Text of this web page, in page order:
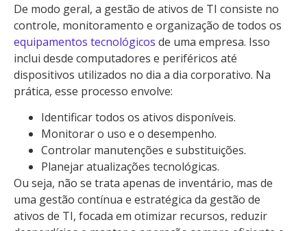
De modo geral, a gestão de ativos de TI consiste no
controle, monitoramento e organização de todos os
equipamentos tecnológicos de uma empresa. Isso
inclui desde computadores e periféricos até
dispositivos utilizados no dia a dia corporativo. Na
prática, esse processo envolve:
Identificar todos os ativos disponíveis.
Monitorar o uso e o desempenho.
Controlar manutenções e substituições.
Planejar atualizações tecnológicas.
Ou seja, não se trata apenas de inventário, mas de
uma gestão contínua e estratégica da gestão de
ativos de TI, focada em otimizar recursos, reduzir